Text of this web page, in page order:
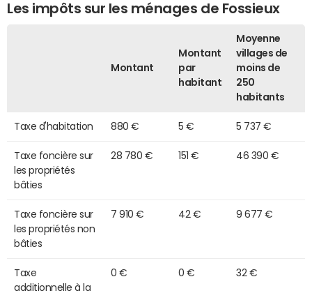
Les impôts sur les ménages de Fossieux
Montant
Montant
par
habitant
Moyenne
villages de
moins de
250
habitants
Taxe d'habitation 880 € 5 € 5 737 €
Taxe foncière sur
les propriétés
bâties
28 780 € 151 € 46 390 €
Taxe foncière sur
les propriétés non
bâties
7 910 € 42 € 9 677 €
Taxe
additionnelle à la
0 € 0 € 32 €